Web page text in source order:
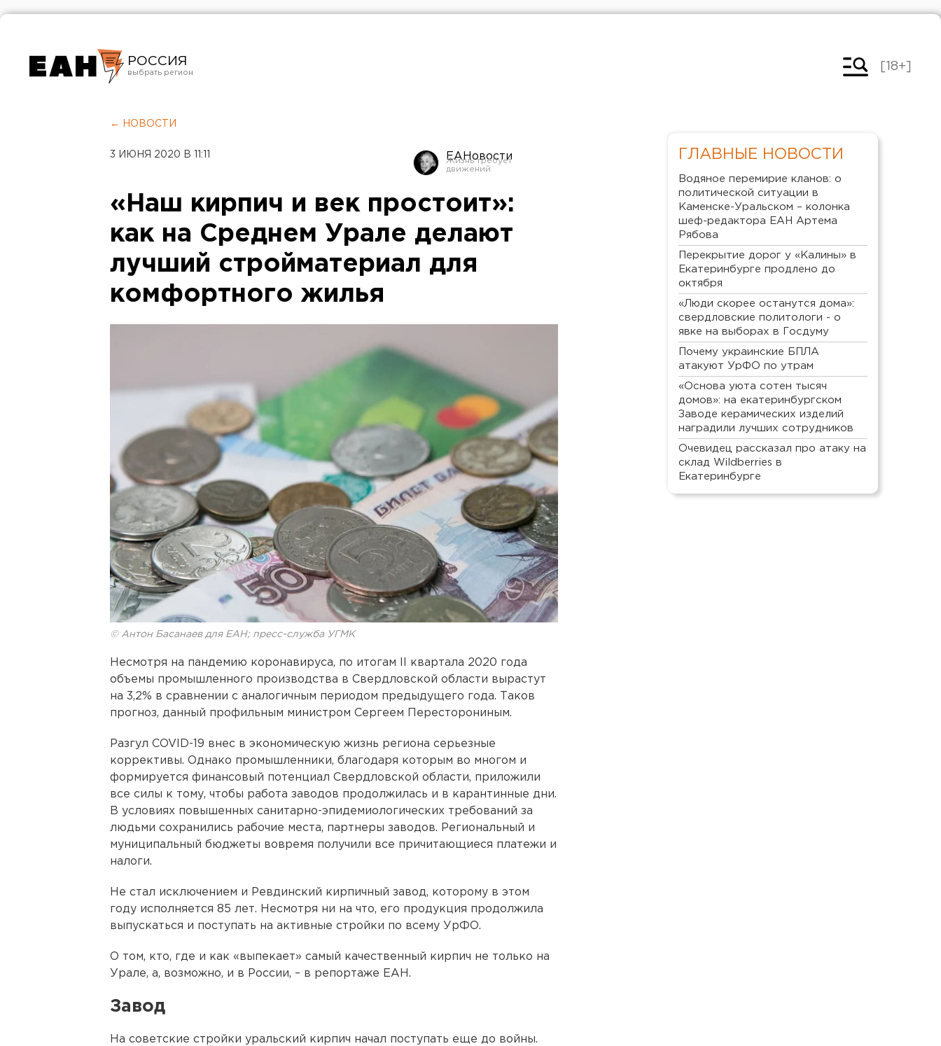
РОССИЯ
Челябинск
[18+]
← НОВОСТИ
3 ИЮНЯ 2020 В 11:11 ЕАНовости
«Наш кирпич и век простоит»:
как на Среднем Урале делают
лучший стройматериал для
комфортного жилья
© Антон Басанаев для ЕАН; пресс-служба УГМК
Несмотря на пандемию коронавируса, по итогам II квартала 2020 года
объемы промышленного производства в Свердловской области вырастут
на 3,2% в сравнении с аналогичным периодом предыдущего года. Таков
прогноз, данный профильным министром Сергеем Пересторониным.
Разгул COVID-19 внес в экономическую жизнь региона серьезные
коррективы. Однако промышленники, благодаря которым во многом и
формируется финансовый потенциал Свердловской области, приложили
все силы к тому, чтобы работа заводов продолжилась и в карантинные дни.
В условиях повышенных санитарно-эпидемиологических требований за
людьми сохранились рабочие места, партнеры заводов. Региональный и
муниципальный бюджеты вовремя получили все причитающиеся платежи и
налоги.
Не стал исключением и Ревдинский кирпичный завод, которому в этом
году исполняется 85 лет. Несмотря ни на что, его продукция продолжила
выпускаться и поступать на активные стройки по всему УрФО.
О том, кто, где и как «выпекает» самый качественный кирпич не только на
Урале, а, возможно, и в России, – в репортаже ЕАН.
Завод
На советские стройки уральский кирпич начал поступать еще до войны.
ГЛАВНЫЕ НОВОСТИ
Водяное перемирие кланов: о
политической ситуации в
Каменске-Уральском – колонка
шеф-редактора ЕАН Артема
Рябова
Перекрытие дорог у «Калины» в
Екатеринбурге продлено до
октября
«Люди скорее останутся дома»:
свердловские политологи - о
явке на выборах в Госдуму
Почему украинские БПЛА
атакуют УрФО по утрам
«Основа уюта сотен тысяч
домов»: на екатеринбургском
Заводе керамических изделий
наградили лучших сотрудников
Очевидец рассказал про атаку на
склад Wildberries в
Екатеринбурге